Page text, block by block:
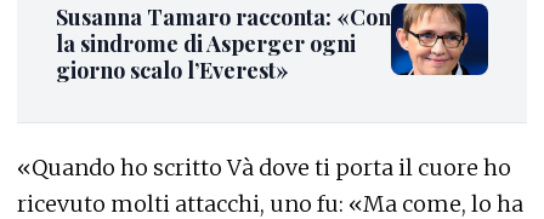
Susanna Tamaro racconta: «Con
la sindrome di Asperger ogni
giorno scalo l’Everest»
«Quando ho scritto Và dove ti porta il cuore ho
ricevuto molti attacchi, uno fu: «Ma come, lo ha